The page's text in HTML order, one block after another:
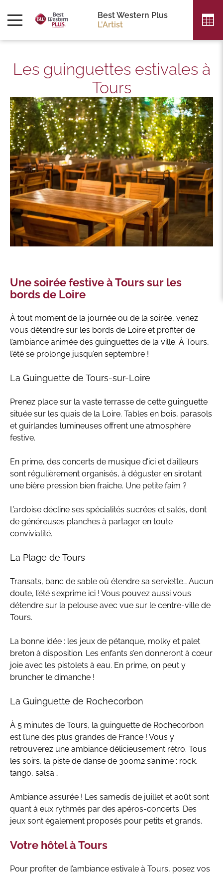
Best Western Plus
L'Artist
Les guinguettes estivales à
Tours
Une soirée festive à Tours sur les
bords de Loire
À tout moment de la journée ou de la soirée, venez
vous détendre sur les bords de Loire et profiter de
l’ambiance animée des guinguettes de la ville. À Tours,
l’été se prolonge jusqu’en septembre !
La Guinguette de Tours-sur-Loire
Prenez place sur la vaste terrasse de cette guinguette
située sur les quais de la Loire. Tables en bois, parasols
et guirlandes lumineuses offrent une atmosphère
festive.
En prime, des concerts de musique d’ici et d’ailleurs
sont régulièrement organisés, à déguster en sirotant
une bière pression bien fraiche. Une petite faim ?
L’ardoise décline ses spécialités sucrées et salés, dont
de généreuses planches à partager en toute
convivialité.
La Plage de Tours
Transats, banc de sable où étendre sa serviette… Aucun
doute, l’été s’exprime ici ! Vous pouvez aussi vous
détendre sur la pelouse avec vue sur le centre-ville de
Tours.
La bonne idée : les jeux de pétanque, molky et palet
breton à disposition. Les enfants s’en donneront à cœur
joie avec les pistolets à eau. En prime, on peut y
bruncher le dimanche !
La Guinguette de Rochecorbon
À 5 minutes de Tours, la guinguette de Rochecorbon
est l’une des plus grandes de France ! Vous y
retrouverez une ambiance délicieusement rétro. Tous
les soirs, la piste de danse de 300m2 s’anime : rock,
tango, salsa…
Ambiance assurée ! Les samedis de juillet et août sont
quant à eux rythmés par des apéros-concerts. Des
jeux sont également proposés pour petits et grands.
Votre hôtel à Tours
Pour profiter de l’ambiance estivale à Tours, posez vos